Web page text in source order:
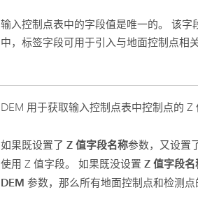
输入控制点表中的字段值是唯一的。 该字
中，标签字段可用于引入与地面控制点相
DEM 用于获取输入控制点表中控制点的 Z
如果既设置了Z 值字段名称参数，又设置
使用 Z 值字段。 如果既没设置Z 值字段名
DEM 参数，那么所有地面控制点和检测点